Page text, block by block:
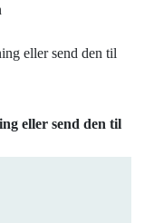
eller send den til
eller send den til